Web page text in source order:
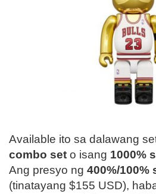
Available ito sa dalawang
combo set o isang 1000%
Ang presyo ng 400%/100%
(tinatayang $155 USD),